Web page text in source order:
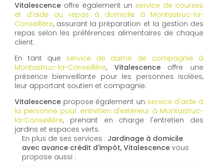
Vitalescence offre également un service de courses
et d'aide au repas à domicile à Montastruc-la-
Conseillère, assurant la préparation et la gestion des
repas selon les préférences alimentaires de chaque
client.
En tant que service de dame de compagnie à
Montastruc-la-Conseillère, Vitalescenceoffre une
présence bienveillante pour les personnes isolées,
leur apportant soutien et compagnie.
Vitalescence propose également un service d'aide à
la personne pour entretien d'extérieur à Montastruc-
la-Conseillère, prenant en charge l'entretien des
jardins et espaces verts.
En plus de ses services : Jardinage à domicile
avec avance crédit d'impôt, Vitalescence vous
propose aussi :